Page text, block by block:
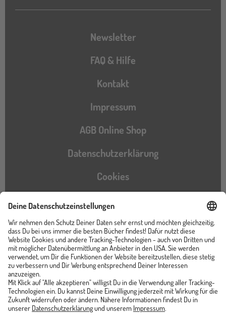
Newsletter
FAQ & Hilfe
Kontakt
Impressum
AGB Online Shop
Datenschutzerklärung
Cookies
Barrierefreiheitserklärung
Instagram
TikTokPinterestYouTubeFacebook